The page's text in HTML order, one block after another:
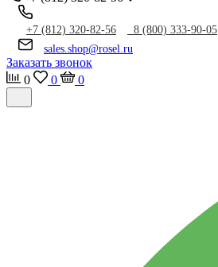
+7 (812) 320-82-56
8 (800) 333-90-05
sales.shop@rosel.ru
Заказать звонок
0
0 0